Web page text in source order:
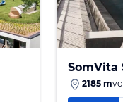
SomVita
2185 m